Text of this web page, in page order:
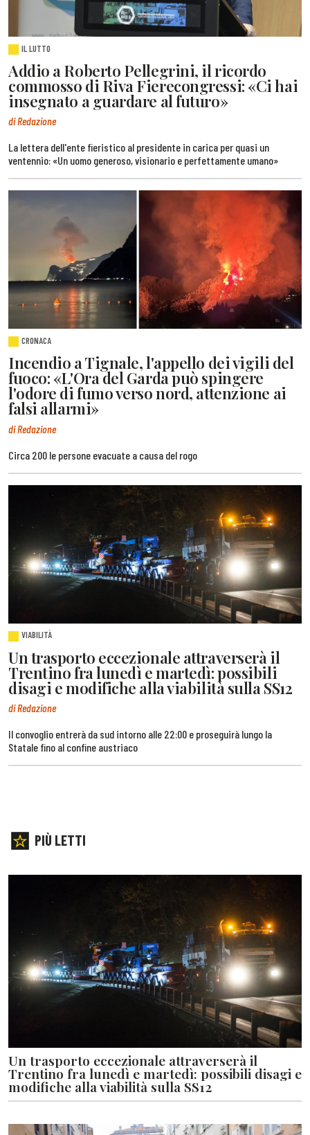
IL LUTTO
Addio a Roberto Pellegrini, il ricordo
commosso di Riva Fierecongressi: «Ci hai
insegnato a guardare al futuro»
di Redazione
La lettera dell'ente fieristico al presidente in carica per quasi un
ventennio: «Un uomo generoso, visionario e perfettamente umano»
CRONACA
Incendio a Tignale, l'appello dei vigili del
fuoco: «L'Ora del Garda può spingere
l'odore di fumo verso nord, attenzione ai
falsi allarmi»
di Redazione
Circa 200 le persone evacuate a causa del rogo
VIABILITÀ
Un trasporto eccezionale attraverserà il
Trentino fra lunedì e martedì: possibili
disagi e modifiche alla viabilità sulla SS12
di Redazione
Il convoglio entrerà da sud intorno alle 22:00 e proseguirà lungo la
Statale fino al confine austriaco
PIÙ LETTI
Un trasporto eccezionale attraverserà il
Trentino fra lunedì e martedì: possibili disagi e
modifiche alla viabilità sulla SS12